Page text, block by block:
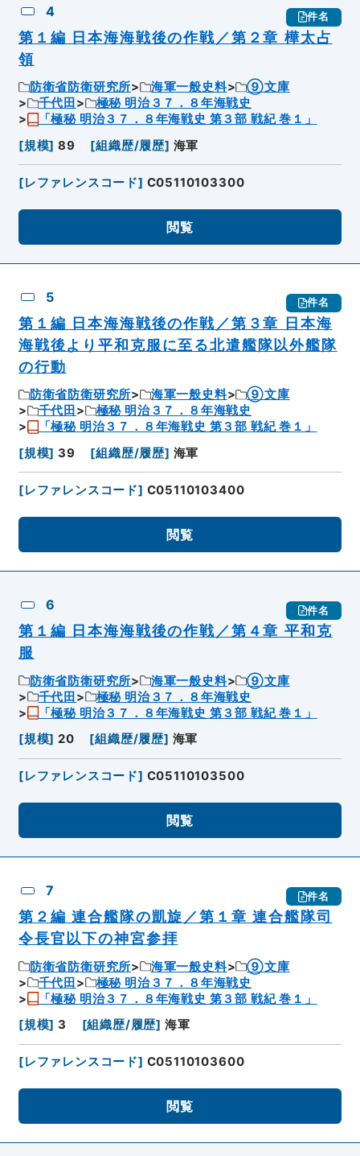
4 件名
第１編 日本海海戦後の作戦／第２章 樺太占
領
防衛省防衛研究所 海軍一般史料
⑨文庫
千代田
極秘 明治３７．８年海戦史
「極秘 明治３７．８年海戦史 第３部 戦紀 巻１」
[規模] 89 [組織歴/履歴] 海軍
[レファレンスコード] C05110103300
閲覧
5 件名
第１編 日本海海戦後の作戦／第３章 日本海
海戦後より平和克服に至る北遣艦隊以外艦隊
の行動
防衛省防衛研究所 海軍一般史料
⑨文庫
千代田
極秘 明治３７．８年海戦史
「極秘 明治３７．８年海戦史 第３部 戦紀 巻１」
[規模] 39 [組織歴/履歴] 海軍
[レファレンスコード] C05110103400
閲覧
6 件名
第１編 日本海海戦後の作戦／第４章 平和克
服
防衛省防衛研究所 海軍一般史料
⑨文庫
千代田
極秘 明治３７．８年海戦史
「極秘 明治３７．８年海戦史 第３部 戦紀 巻１」
[規模] 20 [組織歴/履歴] 海軍
[レファレンスコード] C05110103500
閲覧
7 件名
第２編 連合艦隊の凱旋／第１章 連合艦隊司
令長官以下の神宮参拝
防衛省防衛研究所 海軍一般史料
⑨文庫
千代田
極秘 明治３７．８年海戦史
「極秘 明治３７．８年海戦史 第３部 戦紀 巻１」
[規模] 3 [組織歴/履歴] 海軍
[レファレンスコード] C05110103600
閲覧